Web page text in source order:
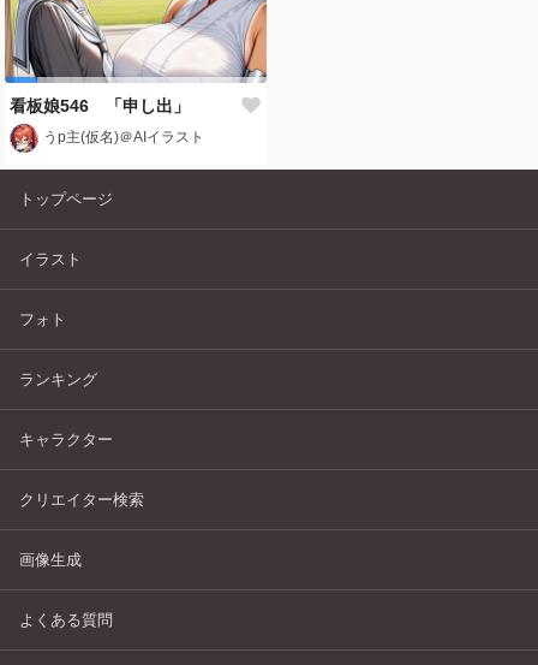
看板娘546 「申し出」
うp主(仮名)＠AIイラスト
トップページ
イラスト
フォト
ランキング
キャラクター
クリエイター検索
画像生成
よくある質問